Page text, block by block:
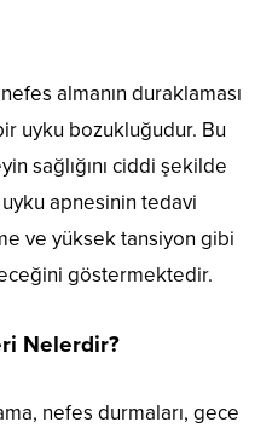
almanın duraklaması
uyku bozukluğudur. Bu
sağlığını ciddi şekilde
apnesinin tedavi
ve yüksek tansiyon gibi
göstermektedir.
Nelerdir?
nefes durmaları, gece